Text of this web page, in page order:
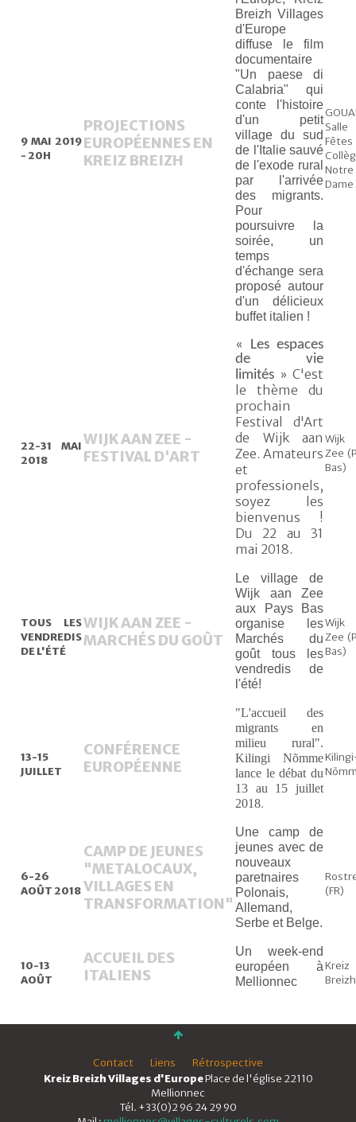
9 MAI 2019
- 20H
PROJECTIONS
EUROPÉENNES EN
KREIZ BREIZH
Breizh Villages
d'Europe
diffuse le film
documentaire
"Un paese di
Calabria" qui
conte l'histoire
d'un petit
village du sud
de l'Italie sauvé
de l'exode rural
par l'arrivée
des migrants.
Pour
poursuivre la
soirée, un
temps
d'échange sera
proposé autour
d'un délicieux
buffet italien !
Notre
Dame
22-31 MAI
2018
WIJK AAN ZEE -
FESTIVAL D'ART
« Les espaces
de vie
limités » C'est
le thème du
prochain
Festival d'Art
de Wijk aan
Zee. Amateurs
et
professionels,
soyez les
bienvenus !
Du 22 au 31
mai 2018.
Wijk
Zee
Bas)
TOUS LES
VENDREDIS
DE L'ÉTÉ
WIJK AAN ZEE -
MARCHÉS DU GOÛT
Le village de
Wijk aan Zee
aux Pays Bas
organise les
Marchés du
goût tous les
vendredis de
l'été!
Wijk
Zee
Bas)
13-15
JUILLET
CONFÉRENCE
EUROPÉENNE
"L'accueil des
migrants en
milieu rural".
Kilingi Nõmme
lance le débat du
13 au 15 juillet
2018.
6-26
AOÛT 2018
CAMP DE JEUNES
"METALOCAUX,
VILLAGES EN
TRANSFORMATION"
Une camp de
jeunes avec de
nouveaux
paretnaires
Polonais,
Allemand,
Serbe et Belge.
(FR)
10-13
AOÛT
ACCUEIL DES
ITALIENS
Un week-end
européen à
Mellionnec
Kreiz
Breizh
Contact Liens
Rétrospective
Kreiz Breizh Villages d'EuropePlace de l'église 22110
Mellionnec
Tél. +33(0)2 96 24 29 90